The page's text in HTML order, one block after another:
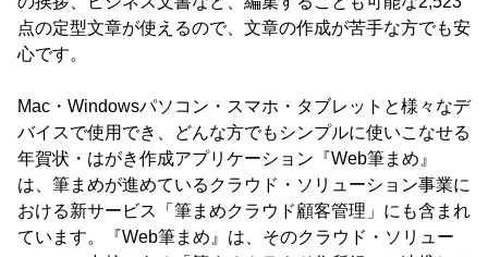
点の定型文章が使えるので、文章の作成が苦手な方でも安
心です。
Mac・Windowsパソコン・スマホ・タブレットと様々なデ
バイスで使用でき、どんな方でもシンプルに使いこなせる
年賀状・はがき作成アプリケーション『Web筆まめ』
は、筆まめが進めているクラウド・ソリューション事業に
おける新サービス「筆まめクラウド顧客管理」にも含まれ
ています。『Web筆まめ』は、そのクラウド・ソリュー